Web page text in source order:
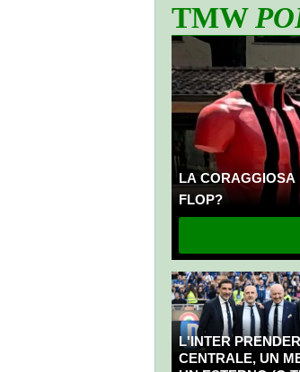
TMW
LA CORAGGIOSA
FLOP?
L'INTER
CENTRALE, UN